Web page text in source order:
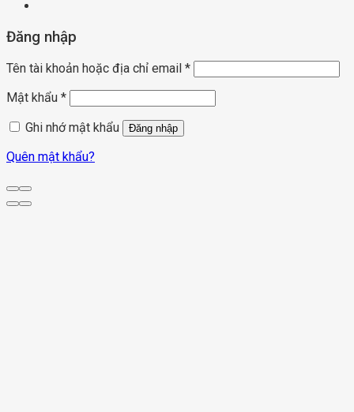
Đăng nhập
Tên tài khoản hoặc địa chỉ email *
Mật khẩu *
Ghi nhớ mật khẩu
Đăng nhập
Quên mật khẩu?